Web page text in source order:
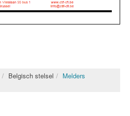
Belgisch stelsel
Melders